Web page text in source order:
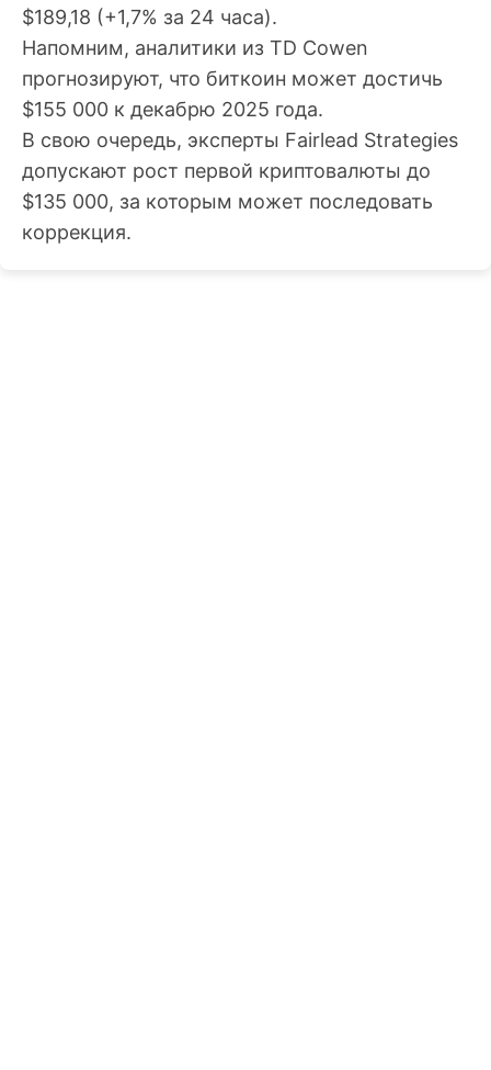
$189,18 (+1,7% за 24 часа).
Напомним, аналитики из TD Cowen
прогнозируют, что биткоин может достичь
$155 000 к декабрю 2025 года.
В свою очередь, эксперты Fairlead Strategies
допускают рост первой криптовалюты до
$135 000, за которым может последовать
коррекция.